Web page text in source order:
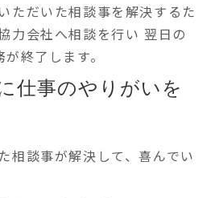
ただいた相談事を解決するた
力会社へ相談を行い 翌日の
終了します。
仕事のやりがいを
相談事が解決して、喜んでい